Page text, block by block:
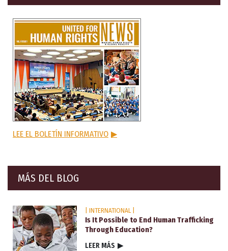
LEE EL BOLETÍN INFORMATIVO ▶
MÁS DEL BLOG
| INTERNATIONAL |
Is It Possible to End Human Trafficking
Through Education?
LEER MÁS ▶